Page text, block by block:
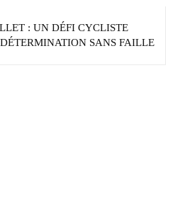
: UN DÉFI CYCLISTE
SANS FAILLE